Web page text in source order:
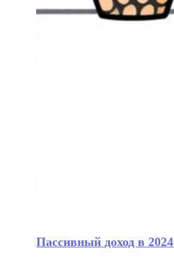
Пассивный доход в